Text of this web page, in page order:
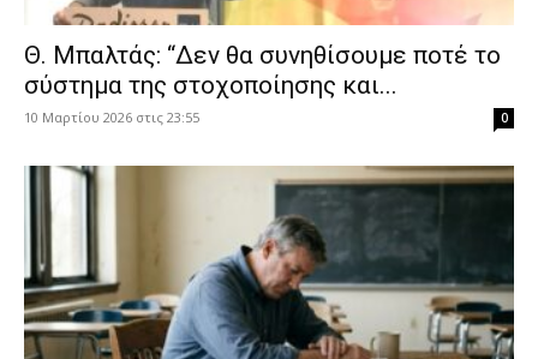
Θ. Μπαλτάς: “Δεν θα συνηθίσουμε ποτέ το
σύστημα της στοχοποίησης και...
10 Μαρτίου 2026 στις 23:55 0